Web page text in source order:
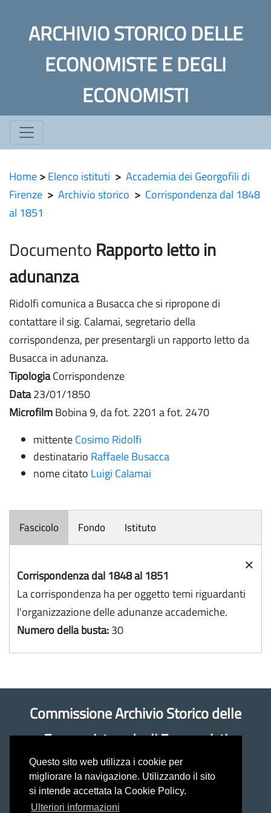
Questo sito web utilizza i cookie per
migliorare la navigazione. Utilizzando il sito
si intende accettata la Cookie Policy.
Ulteriori informazioni
ARCHIVIO STORICO DELLE
ECONOMISTE E DEGLI
ECONOMISTI
Home>Elenco istituti > Accademia dei Georgofili di
Firenze > Archivio storico > Corrispondenza dal 1848
al 1851
Documento Rapporto letto in
adunanza
Ridolfi comunica a Busacca che si ripropone di
contattare il sig. Calamai, segretario della
corrispondenza, per presentargli un rapporto letto da
Busacca in adunanza.
TipologiaCorrispondenze
Data23/01/1850
MicrofilmBobina 9, da fot. 2201 a fot. 2470
mittenteCosimo Ridolfi
destinatario Raffaele Busacca
nome citato Luigi Calamai
Fascicolo Fondo Istituto
×
Corrispondenza dal 1848 al 1851
La corrispondenza ha per oggetto temi riguardanti
l'organizzazione delle adunanze accademiche.
Numero della busta:30
Commissione Archivio Storico delle
Economiste e degli Economisti
Coordinatrice: prof.ssa Antonella Rancan
(antonella.rancan@unimol.it)